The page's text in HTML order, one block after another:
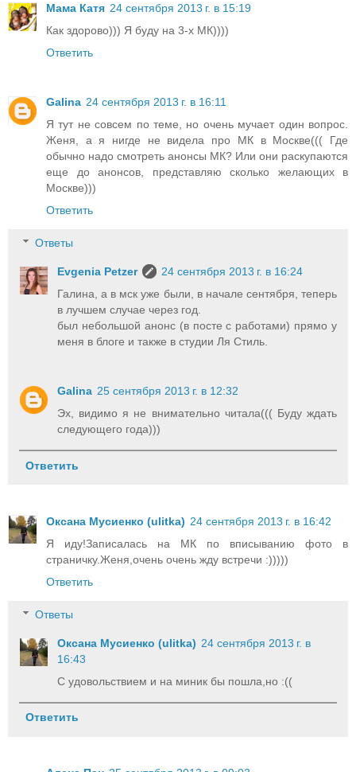
Мама Катя 24 сентября 2013 г. в 15:19
Как здорово))) Я буду на 3-х МК))))
Ответить
Galina 24 сентября 2013 г. в 16:11
Я тут не совсем по теме, но очень мучает один вопрос.
Женя, а я нигде не видела про МК в Москве((( Где
обычно надо смотреть анонсы МК? Или они раскупаются
еще до анонсов, представляю сколько желающих в
Москве)))
Ответить
Ответы
Evgenia Petzer
24 сентября 2013 г. в 16:24
Галина, а в мск уже были, в начале сентября, теперь
в лучшем случае через год.
был небольшой анонс (в посте с работами) прямо у
меня в блоге и также в студии Ля Стиль.
Galina 25 сентября 2013 г. в 12:32
Эх, видимо я не внимательно читала((( Буду ждать
следующего года)))
Ответить
Оксана Мусиенко (ulitka) 24 сентября 2013 г. в 16:42
Я иду!Записалась на МК по вписыванию фото в
страничку.Женя,очень очень жду встречи :)))))
Ответить
Ответы
Оксана Мусиенко (ulitka) 24 сентября 2013 г. в
16:43
С удовольствием и на миник бы пошла,но :((
Ответить